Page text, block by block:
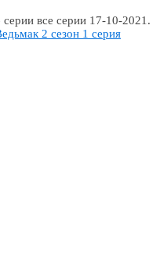
все серии 17-10-2021.
2 сезон 1 cерия